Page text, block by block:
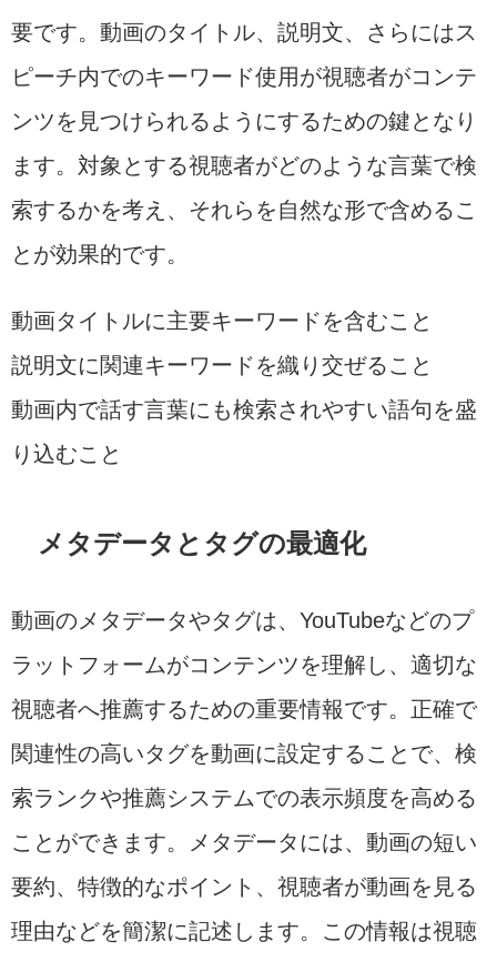
要です。動画のタイトル、説明文、さらにはス
ピーチ内でのキーワード使用が視聴者がコンテ
ンツを見つけられるようにするための鍵となり
ます。対象とする視聴者がどのような言葉で検
索するかを考え、それらを自然な形で含めるこ
とが効果的です。
動画タイトルに主要キーワードを含むこと
説明文に関連キーワードを織り交ぜること
動画内で話す言葉にも検索されやすい語句を盛
り込むこと
メタデータとタグの最適化
動画のメタデータやタグは、YouTubeなどのプ
ラットフォームがコンテンツを理解し、適切な
視聴者へ推薦するための重要情報です。正確で
関連性の高いタグを動画に設定することで、検
索ランクや推薦システムでの表示頻度を高める
ことができます。メタデータには、動画の短い
要約、特徴的なポイント、視聴者が動画を見る
理由などを簡潔に記述します。この情報は視聴